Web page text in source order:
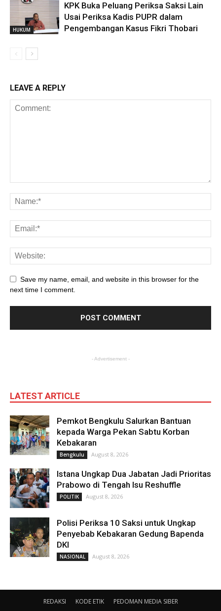
HUKUM
KPK Buka Peluang Periksa Saksi Lain
Usai Periksa Kadis PUPR dalam
Pengembangan Kasus Fikri Thobari
LEAVE A REPLY
Save my name, email, and website in this browser for the
next time I comment.
- Advertisement -
LATEST ARTICLE
Pemkot Bengkulu Salurkan Bantuan
kepada Warga Pekan Sabtu Korban
Kebakaran
Bengkulu August 8, 2026
Istana Ungkap Dua Jabatan Jadi Prioritas
Prabowo di Tengah Isu Reshuffle
POLITIK August 8, 2026
Polisi Periksa 10 Saksi untuk Ungkap
Penyebab Kebakaran Gedung Bapenda
DKI
NASIONAL August 8, 2026
REDAKSI KODE ETIK PEDOMAN MEDIA SIBER